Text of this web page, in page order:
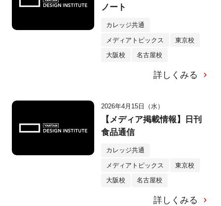
ノート
カレッジ共通
メディアトピックス 東京校
大阪校 名古屋校
詳しくみる
2026年4月15日（水）
【メディア掲載情報】日刊
食品通信
カレッジ共通
メディアトピックス 東京校
大阪校 名古屋校
詳しくみる